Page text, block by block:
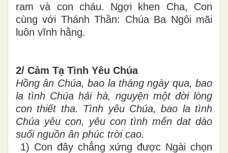
ram và con cháu. Ngợi khen Cha, Con
cùng với Thánh Thần: Chúa Ba Ngôi mãi
luôn vĩnh hằng.
2/ Cảm Tạ Tình Yêu Chúa
Hồng ân Chúa, bao la tháng ngày qua, bao
la tình Chúa hải hà, nguyện một đời lòng
con thiết tha. Tình yêu Chúa, bao la tình
Chúa yêu con, yêu con tình mến dat dào
suối nguồn ân phúc trời cao.
1) Con đây chẳng xứng được Ngài chọn